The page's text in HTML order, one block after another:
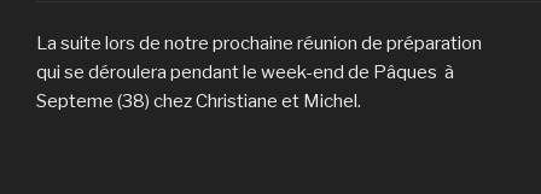
La suite lors de notre prochaine réunion de préparation
qui se déroulera pendant le week-end de Pâques à
Septeme (38) chez Christiane et Michel.